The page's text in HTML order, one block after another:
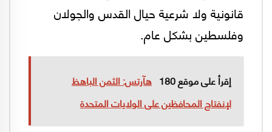
قانونية ولا شرعية حيال القدس والجولان
وفلسطين بشكل عام.
إقرأ على موقع 180
هآرتس: الثمن الباهظ
لإنفتاح المحافظين على الولايات المتحدة